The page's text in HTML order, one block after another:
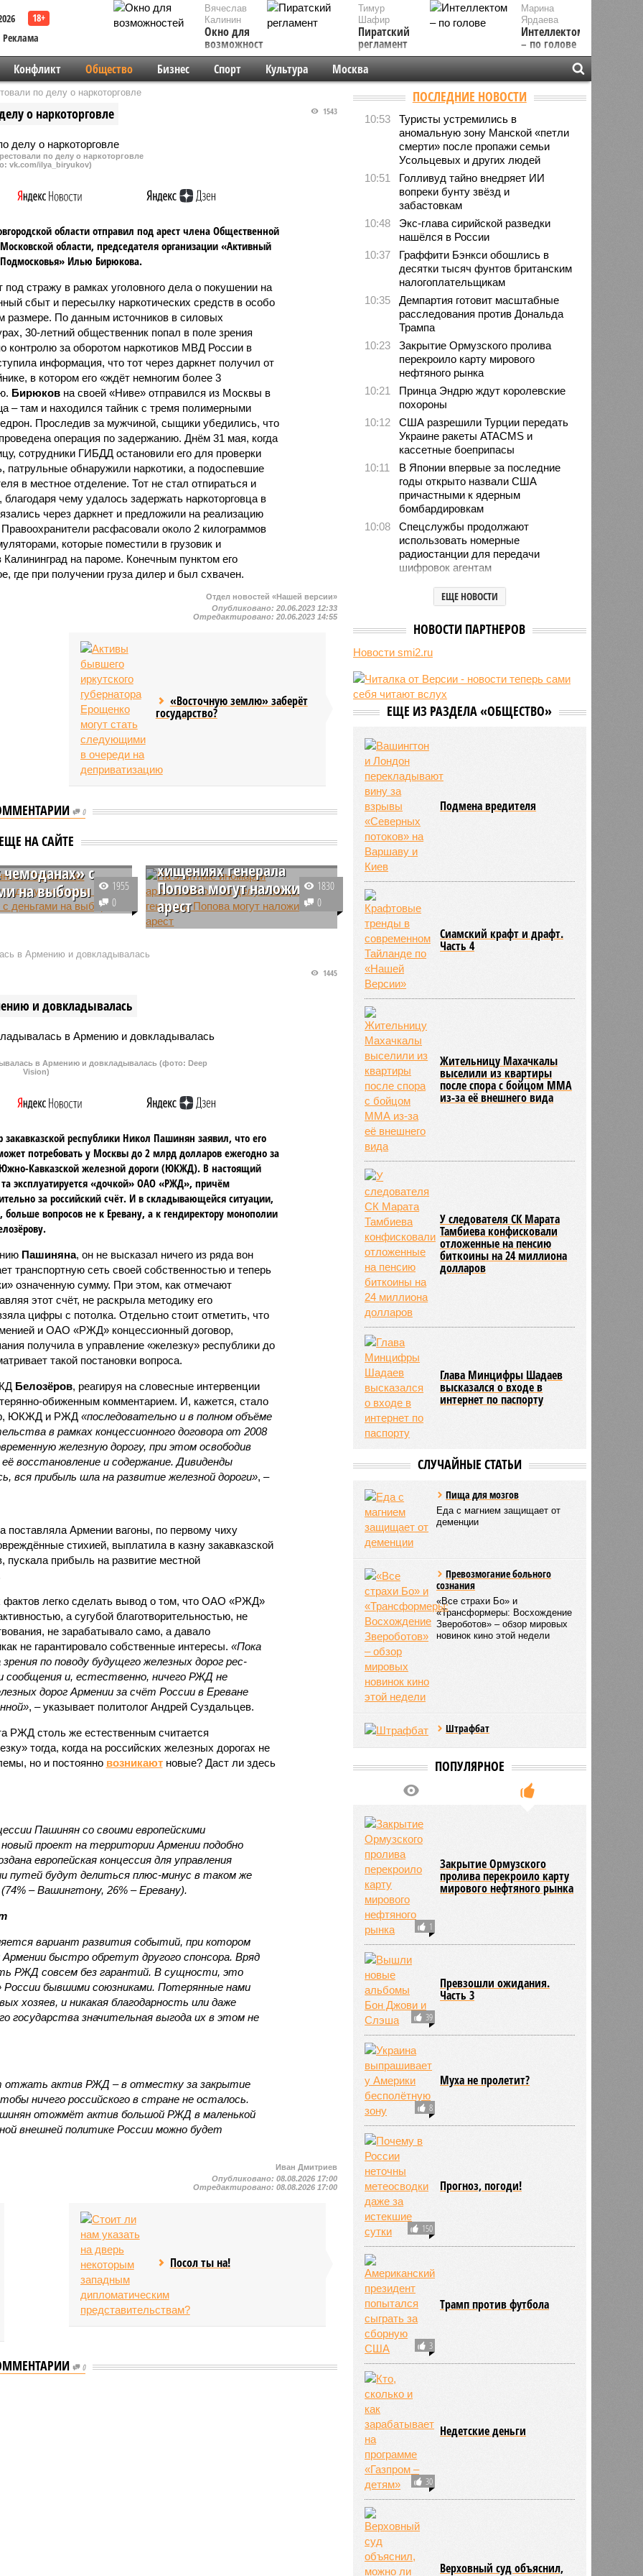
Реклама
Вячеслав
Калинин
Окно для
возможностей
Марина
Ярдаева
Интеллектом
– по голове
Тимур
Шафир
Пиратский
регламент
Конфликт Общество Бизнес Спорт Культура Москва
по делу о наркоторговле
о наркоторговле 1543
по делу о наркоторговле
vk.com/ilya_biryukov)
области отправил под арест члена Общественной
области, председателя организации «Активный
Илью Бирюкова.
под стражу в рамках уголовного дела о покушении на
сбыт и пересылку наркотических средств в особо
размере. По данным источников в силовых
30-летний общественник попал в поле зрения
контролю за оборотом наркотиков МВД России в
информация, что тот через даркнет получил от
в котором его «ждёт немногим более 3
Бирюков на своей «Ниве» отправился из Москвы в
– там и находился тайник с тремя полимерными
Проследив за мужчиной, сыщики убедились, что
операция по задержанию. Днём 31 мая, когда
сотрудники ГИБДД остановили его для проверки
патрульные обнаружили наркотики, а подоспевшие
в местное отделение. Тот не стал отпираться и
чему удалось задержать наркоторговца в
через даркнет и предложили на реализацию
расфасовали около 2 килограммов
которые поместили в грузовик и
на пароме. Конечным пунктом его
где при получении груза дилер и был схвачен.
Отдел новостей «Нашей версии»
Опубликовано:20.06.2023 12:33
Отредактировано:20.06.2023 14:55
«Восточную землю» заберёт
государство?
0
ЕЩЕ НА САЙТЕ
арестовали
о «десяти
с
на выборы
суд Киева принял
Украины Петра
называемых «десяти
1955
0
арестованного по делу о
хищениях генерала
Попова могут наложить
арест
Стало известно, что следствие
размере.
1830
0
в Армению и довкладывалась
и довкладывалась
1445
в Армению и довкладывалась (фото: Deep
Vision)
закавказской республики Никол Пашинян заявил, что его
потребовать у Москвы до 2 млрд долларов ежегодно за
Кавказской железной дороги (ЮКЖД). В настоящий
эксплуатируется «дочкой» ОАО «РЖД», причём
за российский счёт. И в складывающейся ситуации,
больше вопросов не к Еревану, а к гендиректору монополии
Пашиняна, он не высказал ничего из ряда вон
транспортную сеть своей собственностью и теперь
означенную сумму. При этом, как отмечают
этот счёт, не раскрыла методику его
цифры с потолка. Отдельно стоит отметить, что
и ОАО «РЖД» концессионный договор,
получила в управление «железку» республики до
такой постановки вопроса.
Белозёров, реагируя на словесные интервенции
обиженным комментарием. И, кажется, стало
ЮКЖД и РЖД «последовательно и в полном объёме
в рамках концессионного договора от 2008
железную дорогу, при этом освободив
восстановление и содержание. Дивиденды
вся прибыль шла на развитие железной дороги», –
поставляла Армении вагоны, по первому чиху
стихией, выплатила в казну закавказской
пускала прибыль на развитие местной
фактов легко сделать вывод о том, что ОАО «РЖД»
а сугубой благотворительностью, не
не зарабатывало само, а давало
не гарантировало собственные интересы. «Пока
по поводу будущего железных дорог рес­
сообщения и, естественно, ничего РЖД не
дорог Армении за счёт России в Ереване
, – указывает политолог Андрей Суздальцев.
РЖД столь же естественным считается
тогда, когда на российских железных дорогах не
но и постоянно возникаютновые? Даст ли здесь
Пашинян со своими европейскими
проект на территории Армении подобно
европейская концессия для управления
путей будут делиться плюс-минус в таком же
– Вашингтону, 26% – Еревану).
вариант развития событий, при котором
быстро обретут другого спонсора. Вряд
РЖД совсем без гарантий. В сущности, это
России бывшими союзниками. Потерянные нами
хозяев, и никакая благодарность или даже
государства значительная выгода их в этом не
отжать актив РЖД – в отместку за закрытие
ничего российского в стране не осталось.
отожмёт актив большой РЖД в маленькой
внешней политике России можно будет
Иван Дмитриев
Опубликовано:08.08.2026 17:00
Отредактировано:08.08.2026 17:00
Посол ты на!
0
ПОСЛЕДНИЕ НОВОСТИ
10:53
Туристы устремились в
аномальную зону Манской «петли
смерти» после пропажи семьи
Усольцевых и других людей
10:51
Голливуд тайно внедряет ИИ
вопреки бунту звёзд и
забастовкам
10:48
Экс-глава сирийской разведки
нашёлся в России
10:37
Граффити Бэнкси обошлись в
десятки тысяч фунтов британским
налогоплательщикам
10:35
Демпартия готовит масштабные
расследования против Дональда
Трампа
10:23
Закрытие Ормузского пролива
перекроило карту мирового
нефтяного рынка
10:21
Принца Эндрю ждут королевские
похороны
10:12
США разрешили Турции передать
Украине ракеты ATACMS и
кассетные боеприпасы
10:11
В Японии впервые за последние
годы открыто назвали США
причастными к ядерным
бомбардировкам
10:08
Спецслужбы продолжают
использовать номерные
радиостанции для передачи
шифровок агентам
Детство без ИИ назвали
привилегией элиты
недовольны 80% граждан
09:48
Россия нарастит количество
09:47
Пентагон дал оборонщикам 21
день на план по ускорению
производства ракет
ЕЩЕ НОВОСТИ
НОВОСТИ ПАРТНЕРОВ
Новости smi2.ru
ЕЩЕ ИЗ РАЗДЕЛА «ОБЩЕСТВО»
Подмена вредителя
Сиамский крафт и драфт.
Часть 4
Жительницу Махачкалы
выселили из квартиры
после спора с бойцом ММА
из-за её внешнего вида
У следователя СК Марата
Тамбиева конфисковали
отложенные на пенсию
биткоины на 24 миллиона
долларов
Глава Минцифры Шадаев
высказался о входе в
интернет по паспорту
СЛУЧАЙНЫЕ СТАТЬИ
Пища для мозгов
Еда с магнием защищает от
деменции
Превозмогание больного
сознания
«Все страхи Бо» и
«Трансформеры: Восхождение
Звероботов» – обзор мировых
новинок кино этой недели
Штрафбат
ПОПУЛЯРНОЕ
1
Закрытие Ормузского
пролива перекроило карту
мирового нефтяного рынка
39
Превзошли ожидания.
Часть 3
8
Муха не пролетит?
150
Прогноз, погоди!
3
Трамп против футбола
30
Недетские деньги
Верховный суд объяснил,